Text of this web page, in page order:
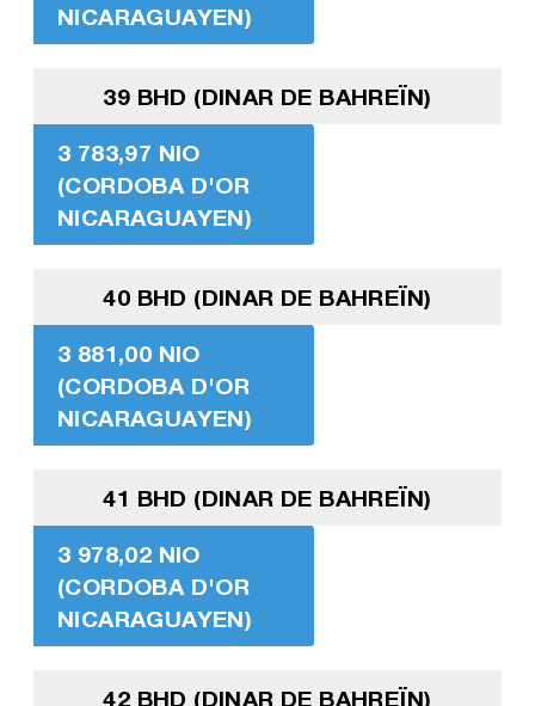
NICARAGUAYEN)
39 BHD (DINAR DE BAHREÏN)
3 783,97 NIO
(CORDOBA D'OR
NICARAGUAYEN)
40 BHD (DINAR DE BAHREÏN)
3 881,00 NIO
(CORDOBA D'OR
NICARAGUAYEN)
41 BHD (DINAR DE BAHREÏN)
3 978,02 NIO
(CORDOBA D'OR
NICARAGUAYEN)
42 BHD (DINAR DE BAHREÏN)